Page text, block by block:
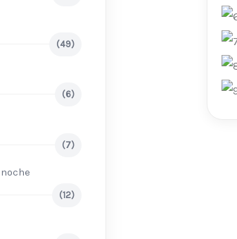
(49)
(6)
(7)
(12)